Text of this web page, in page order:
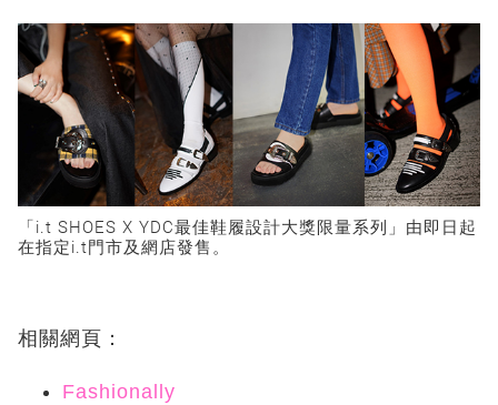
「i.t SHOES X YDC最佳鞋履設計大獎限量系列」由即日起
在指定i.t門市及網店發售。
相關網頁：
Fashionally